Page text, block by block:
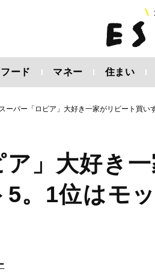
フード マネー 住まい
スーパー「ロピア」大好き一家がリピート買い
」大好き
。1位はモ